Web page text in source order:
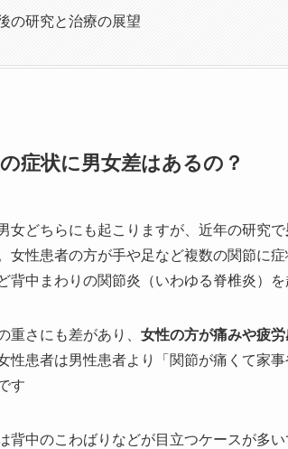
の研究と治療の展望
症状に男女差はあるの？
女どちらにも起こりますが、近年の研究で
女性患者の方が手や足など複数の関節に
背中まわりの関節炎（いわゆる脊椎炎）
重さにも差があり、 女性の方が痛みや疲
性患者は男性患者より「関節が痛くて家
す​
背中のこわばりなどが目立つケースが多